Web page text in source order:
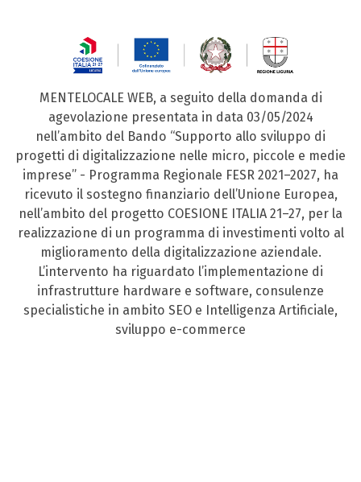
MENTELOCALE WEB, a seguito della domanda di
agevolazione presentata in data 03/05/2024
nell’ambito del Bando “Supporto allo sviluppo di
progetti di digitalizzazione nelle micro, piccole e medie
imprese” - Programma Regionale FESR 2021–2027, ha
ricevuto il sostegno finanziario dell’Unione Europea,
nell’ambito del progetto COESIONE ITALIA 21–27, per la
realizzazione di un programma di investimenti volto al
miglioramento della digitalizzazione aziendale.
L’intervento ha riguardato l’implementazione di
infrastrutture hardware e software, consulenze
specialistiche in ambito SEO e Intelligenza Artificiale,
sviluppo e-commerce